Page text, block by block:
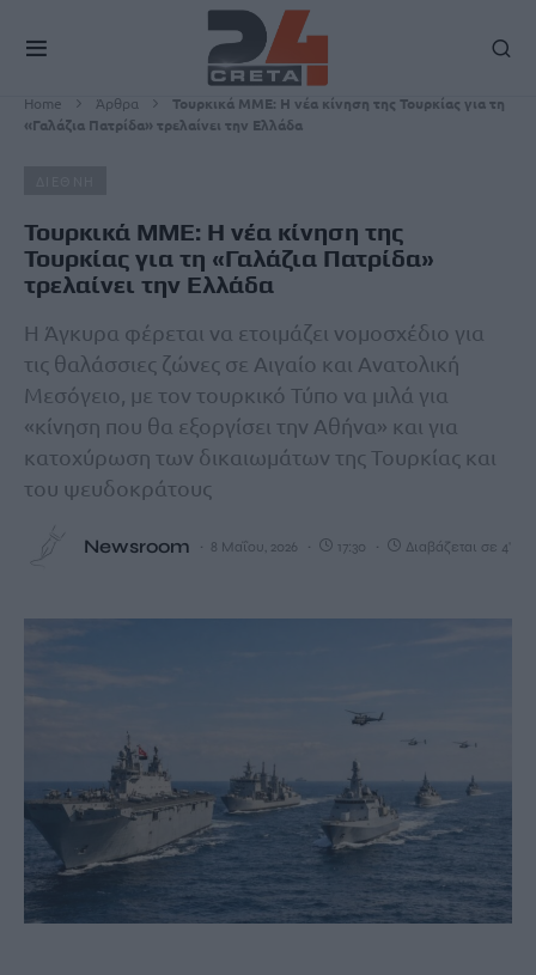
Home Άρθρα
Τουρκικά ΜΜΕ: Η νέα κίνηση της Τουρκίας για τη
«Γαλάζια Πατρίδα» τρελαίνει την Ελλάδα
Τουρκικά ΜΜΕ: Η νέα κίνηση της
Τουρκίας για τη «Γαλάζια Πατρίδα»
τρελαίνει την Ελλάδα
Η Άγκυρα φέρεται να ετοιμάζει νομοσχέδιο για
τις θαλάσσιες ζώνες σε Αιγαίο και Ανατολική
Μεσόγειο, με τον τουρκικό Τύπο να μιλά για
«κίνηση που θα εξοργίσει την Αθήνα» και για
κατοχύρωση των δικαιωμάτων της Τουρκίας και
του ψευδοκράτους
Newsroom 8 Μαΐου, 2026 17:30 Διαβάζεται σε 4'